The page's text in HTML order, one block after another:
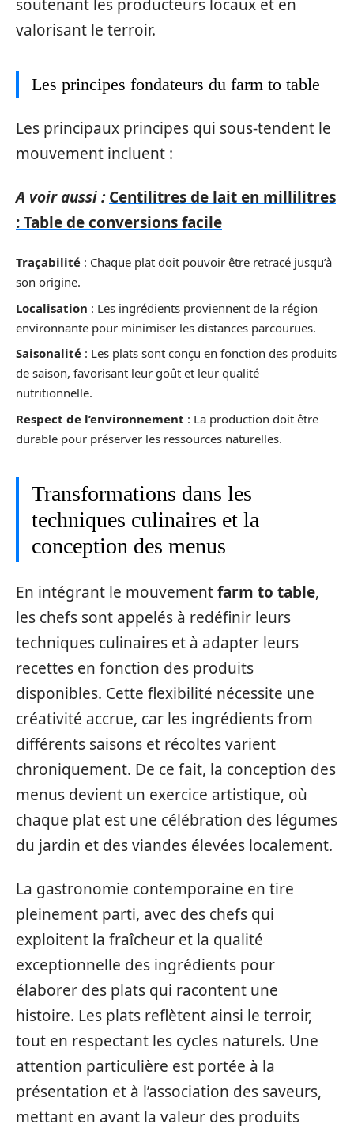
soutenant les producteurs locaux et en
valorisant le terroir.
Les principes fondateurs du farm to table
Les principaux principes qui sous-tendent le
mouvement incluent :
A voir aussi : Centilitres de lait en millilitres
: Table de conversions facile
Traçabilité : Chaque plat doit pouvoir être retracé jusqu’à
son origine.
Localisation : Les ingrédients proviennent de la région
environnante pour minimiser les distances parcourues.
Saisonalité : Les plats sont conçu en fonction des produits
de saison, favorisant leur goût et leur qualité
nutritionnelle.
Respect de l’environnement : La production doit être
durable pour préserver les ressources naturelles.
Transformations dans les
techniques culinaires et la
conception des menus
En intégrant le mouvementfarm to table,
les chefs sont appelés à redéfinir leurs
techniques culinaires et à adapter leurs
recettes en fonction des produits
disponibles. Cette flexibilité nécessite une
créativité accrue, car les ingrédients from
différents saisons et récoltes varient
chroniquement. De ce fait, la conception des
menus devient un exercice artistique, où
chaque plat est une célébration des légumes
du jardin et des viandes élevées localement.
La gastronomie contemporaine en tire
pleinement parti, avec des chefs qui
exploitent la fraîcheur et la qualité
exceptionnelle des ingrédients pour
élaborer des plats qui racontent une
histoire. Les plats reflètent ainsi le terroir,
tout en respectant les cycles naturels. Une
attention particulière est portée à la
présentation et à l’association des saveurs,
mettant en avant la valeur des produits